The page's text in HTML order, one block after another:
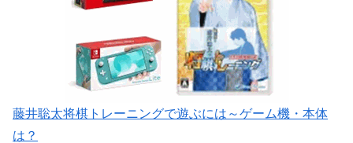
藤井聡太将棋トレーニングで遊ぶには～ゲーム機・本体
は？